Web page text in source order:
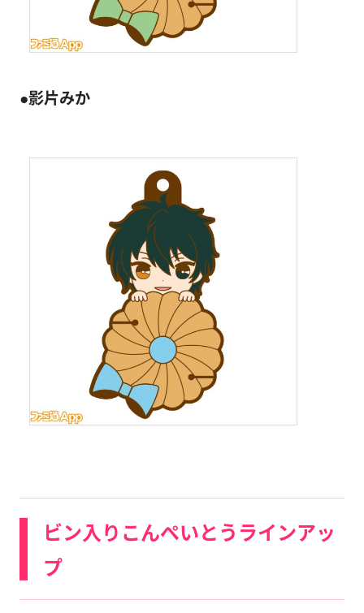
●影片みか
ビン入りこんぺいとうラインアッ
プ